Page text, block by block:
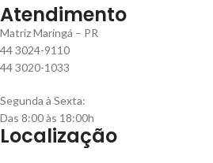
Atendimento
Matriz Maringá – PR
44 3024-9110
44 3020-1033
Segunda à Sexta:
Das 8:00 às 18:00h
Localização